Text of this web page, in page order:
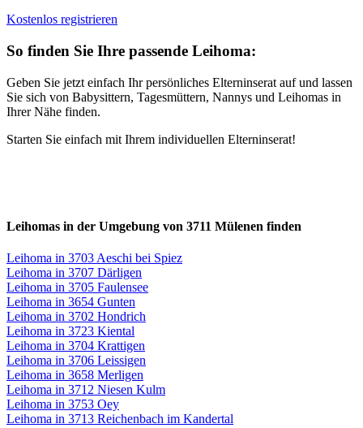
Kostenlos registrieren
So finden Sie Ihre passende Leihoma:
Geben Sie jetzt einfach Ihr persönliches Elterninserat auf und lassen
Sie sich von Babysittern, Tagesmüttern, Nannys und Leihomas in
Ihrer Nähe finden.
Starten Sie einfach mit Ihrem individuellen Elterninserat!
Leihomas in der Umgebung von 3711 Mülenen finden
Leihoma in 3703 Aeschi bei Spiez
Leihoma in 3707 Därligen
Leihoma in 3705 Faulensee
Leihoma in 3654 Gunten
Leihoma in 3702 Hondrich
Leihoma in 3723 Kiental
Leihoma in 3704 Krattigen
Leihoma in 3706 Leissigen
Leihoma in 3658 Merligen
Leihoma in 3712 Niesen Kulm
Leihoma in 3753 Oey
Leihoma in 3713 Reichenbach im Kandertal